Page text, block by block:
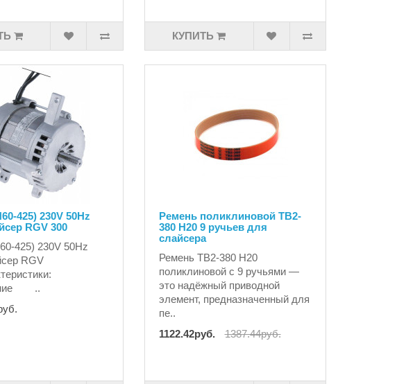
КУПИТЬ
425) 230V 50Hz
RGV 300
425) 230V 50Hz
RGV
..
Ремень поликлиновой TB2-
380 H20 9 ручьев для
слайсера
Ремень TB2-380 H20
поликлиновой с 9 ручьями —
это надёжный приводной
элемент, предназначенный для
пе..
1122.42руб.
1387.44руб.